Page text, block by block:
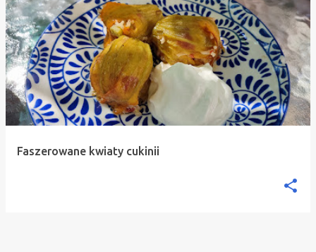
Faszerowane kwiaty cukinii